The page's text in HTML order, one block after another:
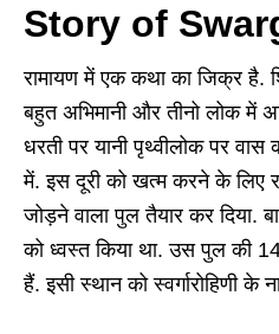
Story of
रामायण में एक कथा का जिक्र है.
बहुत अभिमानी और तीनो लोक में
धरती पर यानी पृथ्वीलोक पर
में. इस दूरी को खत्म करने के लिए
जोड़ने वाला पुल तैयार कर दिया.
को ध्वस्त किया था. उस पुल की 14
हैं. इसी स्थान को स्वर्गारोहिणी के